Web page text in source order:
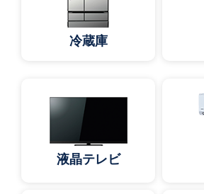
冷蔵庫
液晶テレビ